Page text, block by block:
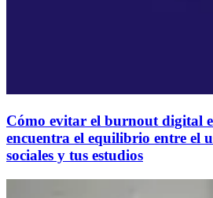
Cómo evitar el burnout digital
encuentra el equilibrio entre el
sociales y tus estudios